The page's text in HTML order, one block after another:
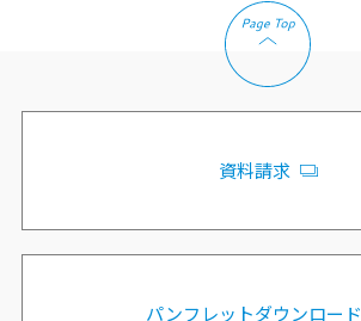
資料請求
パンフレットダウンロード